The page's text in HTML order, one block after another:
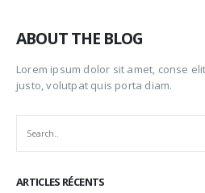
ABOUT THE BLOG
Lorem ipsum dolor sit amet, conse
justo, volutpat quis porta diam.
ARTICLES RÉCENTS